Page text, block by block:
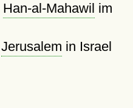
Han-al-Mahawil im
Jerusalem in Israel